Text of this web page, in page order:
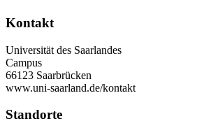
Kontakt
Universität des Saarlandes
Campus
66123 Saarbrücken
www.uni-saarland.de/kontakt
Standorte